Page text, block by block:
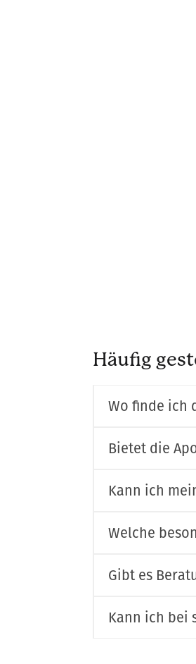
Häufig
Wo finde ich
Bietet die
Kann ich
Welche
Gibt es
Kann ich bei